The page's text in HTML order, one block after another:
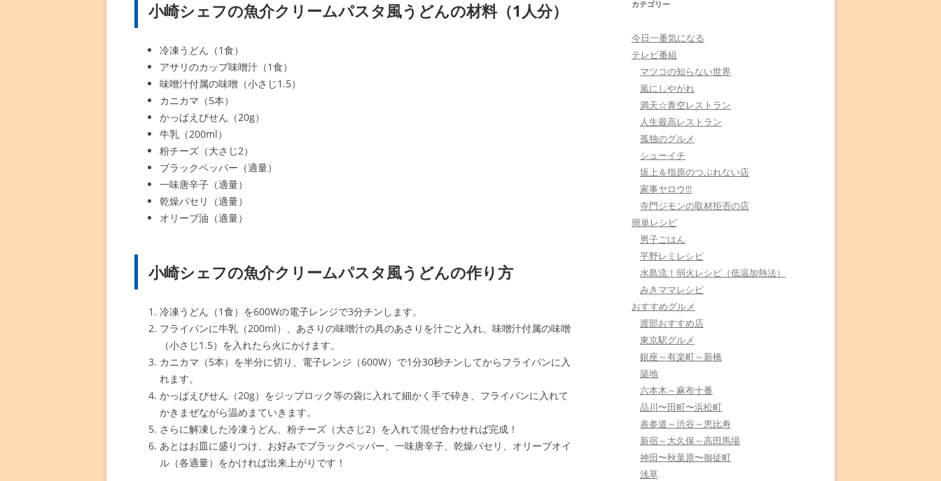
小崎シェフの魚介クリームパスタ風うどんの材料（1人分）
冷凍うどん（1食）
アサリのカップ味噌汁（1食）
味噌汁付属の味噌（小さじ1.5）
カニカマ（5本）
かっぱえびせん（20g）
牛乳（200ml）
粉チーズ（大さじ2）
ブラックペッパー（適量）
一味唐辛子（適量）
乾燥パセリ（適量）
オリーブ油（適量）
小崎シェフの魚介クリームパスタ風うどんの作り方
冷凍うどん（1食）を600Wの電子レンジで3分チンします。
フライパンに牛乳（200ml）、あさりの味噌汁の具のあさりを汁ごと入れ、味噌汁付属の味噌
（小さじ1.5）を入れたら火にかけます。
カニカマ（5本）を半分に切り、電子レンジ（600W）で1分30秒チンしてからフライパンに入
れます。
かっぱえびせん（20g）をジップロック等の袋に入れて細かく手で砕き、フライパンに入れて
かきまぜながら温めまていきます。
さらに解凍した冷凍うどん、粉チーズ（大さじ2）を入れて混ぜ合わせれば完成！
あとはお皿に盛りつけ、お好みでブラックペッパー、一味唐辛子、乾燥パセリ、オリーブオイ
ル（各適量）をかければ出来上がりです！
カテゴリー
今日一番気になる
テレビ番組
マツコの知らない世界
嵐にしやがれ
満天☆青空レストラン
人生最高レストラン
孤独のグルメ
シューイチ
坂上＆指原のつぶれない店
家事ヤロウ!!!
寺門ジモンの取材拒否の店
簡単レシピ
男子ごはん
平野レミレシピ
水島流！弱火レシピ（低温加熱法）
みきママレシピ
おすすめグルメ
渡部おすすめ店
東京駅グルメ
銀座～有楽町～新橋
築地
六本木～麻布十番
品川〜田町〜浜松町
表参道～渋谷～恵比寿
新宿～大久保～高田馬場
神田〜秋葉原〜御徒町
浅草